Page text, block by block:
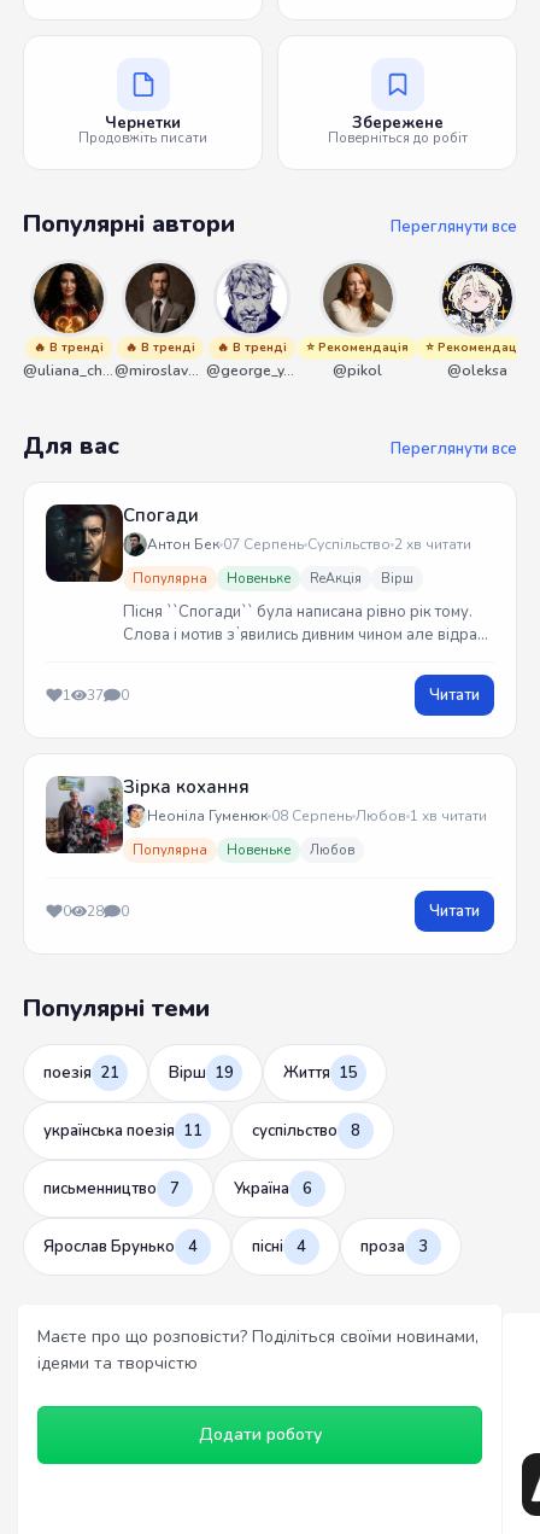
Чернетки
Продовжіть писати
Збережене
Поверніться до робіт
Популярні автори Переглянути все
🔥 В тренді
@uliana_chernenko
🔥 В тренді
@miroslavmaniyk
🔥 В тренді
@george_y_lawlett
⭐ Рекомендація
@pikol
⭐ Рекомендація
@oleksa
Для вас Переглянути все
Спогади
Антон Бек 07 Серпень Суспільство 2 хв читати
Популярна Новеньке ReАкція Вірш
Пісня ``Спогади`` була написана рівно рік тому.
Слова і мотив зʼявились дивним чином але відразу
1 37 0 Читати
Зірка кохання
Неоніла Гуменюк 08 СерпеньЛюбов 1 хв читати
Популярна Новеньке Любов
0 28 0 Читати
Популярні теми
поезія 21 Вірш 19 Життя 15
українська поезія 11 суспільство 8
письменництво 7 Україна 6
Ярослав Брунько 4 пісні 4 проза 3
Маєте про що розповісти? Поділіться своїми новинами,
ідеями та творчістю
Додати роботу